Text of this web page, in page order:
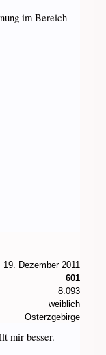
im Bereich
19. Dezember 2011
601
8.093
weiblich
Osterzgebirge
mir besser.